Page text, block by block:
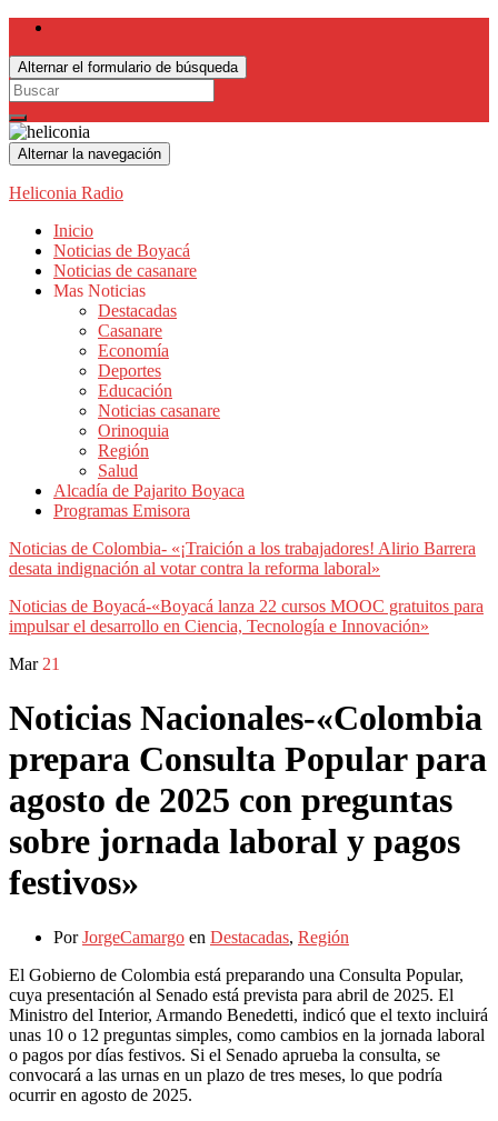
Alternar el formulario de búsqueda
Search
for:
Alternar la navegación
Heliconia Radio
Inicio
Noticias de Boyacá
Noticias de casanare
Mas Noticias
Destacadas
Casanare
Economía
Deportes
Educación
Noticias casanare
Orinoquia
Región
Salud
Alcadía de Pajarito Boyaca
Programas Emisora
Noticias de Colombia- «¡Traición a los trabajadores! Alirio Barrera
desata indignación al votar contra la reforma laboral»
Noticias de Boyacá-«Boyacá lanza 22 cursos MOOC gratuitos para
impulsar el desarrollo en Ciencia, Tecnología e Innovación»
Mar 21
Noticias Nacionales-«Colombia
prepara Consulta Popular para
agosto de 2025 con preguntas
sobre jornada laboral y pagos
festivos»
PorJorgeCamargo en Destacadas, Región
El Gobierno de Colombia está preparando una Consulta Popular,
cuya presentación al Senado está prevista para abril de 2025. El
Ministro del Interior, Armando Benedetti, indicó que el texto incluirá
unas 10 o 12 preguntas simples, como cambios en la jornada laboral
o pagos por días festivos. Si el Senado aprueba la consulta, se
convocará a las urnas en un plazo de tres meses, lo que podría
ocurrir en agosto de 2025.